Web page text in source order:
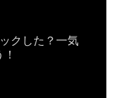
クした？一気